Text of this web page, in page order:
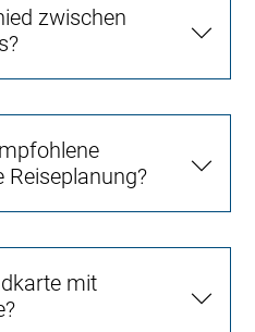
zwischen
mit